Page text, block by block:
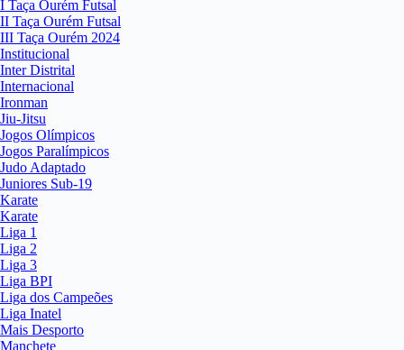
I Taça Ourém Futsal
II Taça Ourém Futsal
III Taça Ourém 2024
Institucional
Inter Distrital
Internacional
Ironman
Jiu-Jitsu
Jogos Olímpicos
Jogos Paralímpicos
Judo Adaptado
Juniores Sub-19
Karate
Karate
Liga 1
Liga 2
Liga 3
Liga BPI
Liga dos Campeões
Liga Inatel
Mais Desporto
Manchete